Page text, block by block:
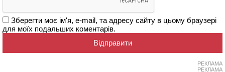
Зберегти моє ім'я, e-mail, та адресу сайту в цьому браузері
для моїх подальших коментарів.
РЕКЛАМА
РЕКЛАМА